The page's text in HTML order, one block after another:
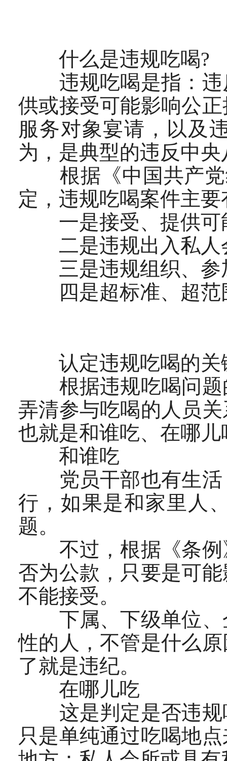
什么是违规吃喝?
违规吃喝是指：违
供或接受可能影响公
服务对象宴请，以及
为，是典型的违反中
根据《中国共产党
定，违规吃喝案件主
一是接受、提供可
二是违规出入私人
三是违规组织、参
四是超标准、超范
认定违规吃喝的关
根据违规吃喝问题
弄清参与吃喝的人员
也就是和谁吃、在哪
和谁吃
党员干部也有生活
行，如果是和家里人
题。
不过，根据《条例
否为公款，只要是可
不能接受。
下属、下级单位、
性的人，不管是什么
了就是违纪。
在哪儿吃
这是判定是否违规
只是单纯通过吃喝地